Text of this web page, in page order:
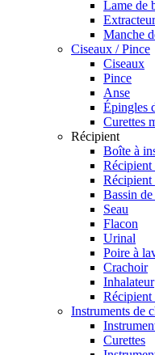
Lame de
Manche
Ciseaux / Pince
Ciseaux
Pince
Anse
Épingles
Curettes
Récipient
Boîte à
Récipient
Bassin
Seau
Flacon
Urinal
Poire à
Crachoir
Inhalateur
Récipient
Instruments de
Curettes